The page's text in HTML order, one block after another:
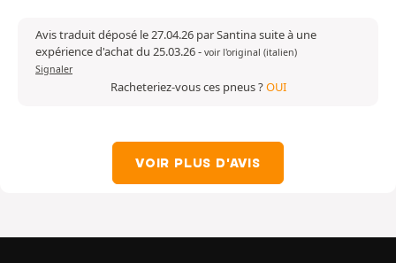
Avis traduit déposé le 27.04.26 par Santina suite à une
expérience d'achat du 25.03.26- voir l'original (italien)
Signaler
Racheteriez-vous ces pneus ?OUI
VOIR PLUS D'AVIS